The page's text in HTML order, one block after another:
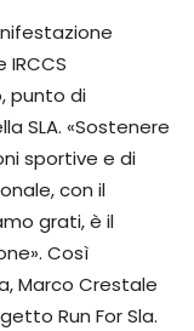
punto di
SLA. «Sostenere
sportive e di
con il
grati, è il
Così
Marco Crestale
Run For Sla.